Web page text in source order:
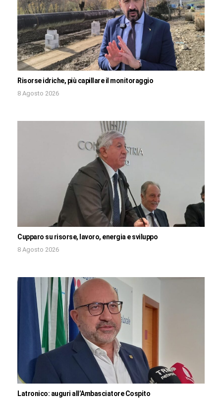
Risorse idriche, più capillare il monitoraggio
8 Agosto 2026
Cupparo su risorse, lavoro, energia e sviluppo
8 Agosto 2026
Latronico: auguri all’Ambasciatore Cospito